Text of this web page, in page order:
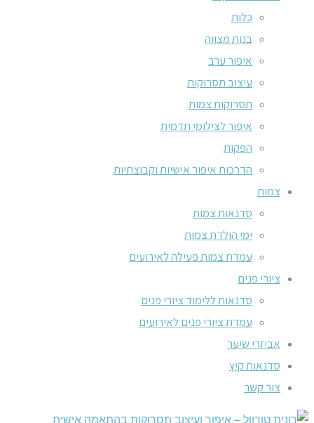
כלות
בנות מצווה
איפור ערב
עיצוב תסרוקות
תסרוקות צמות
איפור לצילומי תדמית
הפקות
הדרכות איפור אישיות וקבוצתיות
צמות
סדנאות צמות
ימי הולדת צמות
עמדת צמות פעילה לאירועים
ציורי פנים
סדנאות ללימוד ציורי פנים
עמדת ציורי פנים לאירועים
אביזרי שיער
סדנאות קיץ
צור קשר